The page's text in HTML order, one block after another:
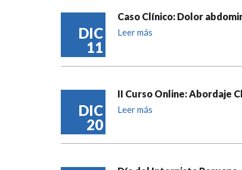
DIC
11
Caso Clínico: Dolor
Leer más
DIC
20
II Curso Online: Abordaje
Leer más